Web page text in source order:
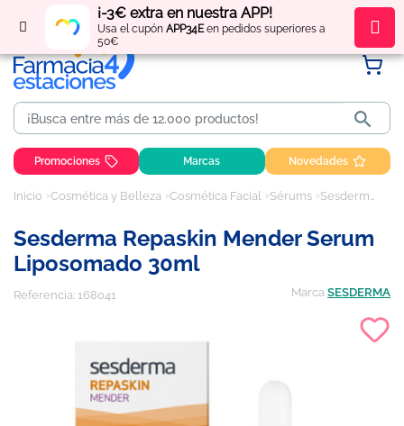
¡-3€ extra en nuestra APP!
Usa el cupón APP34Een pedidos superiores a
50€
Regístratey obténpuntos por tus compras

Promociones Marcas Novedades
Inicio Cosmética y Belleza Cosmética Facial Sérums Sesderma Repaskin Mender Serum Liposomado 30ml
Sesderma Repaskin Mender Serum
Liposomado 30ml
Referencia: 168041 Marca SESDERMA